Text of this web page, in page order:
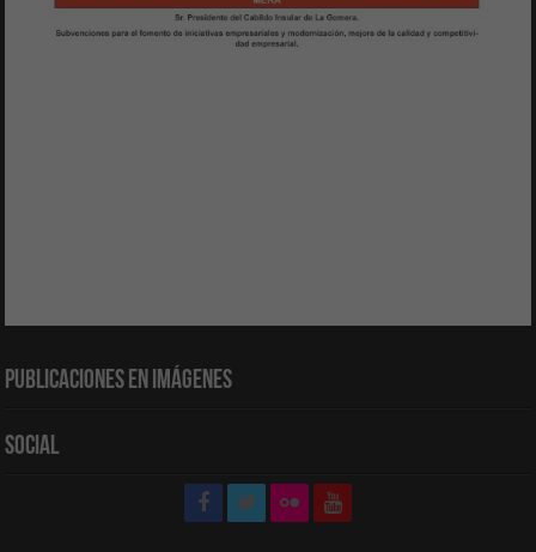
Publicaciones en Imágenes
Social